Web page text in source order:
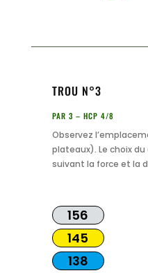
TROU N°3
PAR 3 – HCP 4/8
Observez
plateaux). Le choix du
suivant la force et la
156
145
138